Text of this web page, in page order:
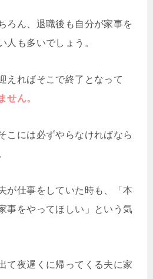
ろん、退職後も自分が家事を
人も多いでしょう。
えればそこで終了となって
せん。
こには必ずやらなければなら
が仕事をしていた時も、「本
事をやってほしい」という気
て夜遅くに帰ってくる夫に家